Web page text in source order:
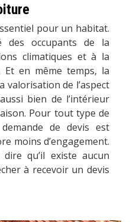
pour un habitat.
des occupants de la
climatiques et à la
Et en même temps, la
de l’aspect
bien de l’intérieur
Pour tout type de
de devis est
moins d’engagement.
qu’il existe aucun
à recevoir un devis